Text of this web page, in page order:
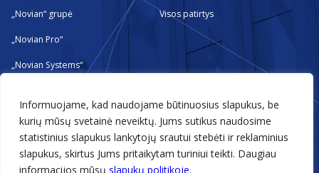
Informuojame, kad naudojame būtinuosius slapukus, be
kurių mūsų svetainė neveiktų. Jums sutikus naudosime
statistinius slapukus lankytojų srautui stebėti ir reklaminius
slapukus, skirtus Jums pritaikytam turiniui teikti. Daugiau
informacijos mūsų slapukų politikoje.
„Novian“ grupė
„Novian Pro“
„Novian Systems“
„Zissor“
Renginiai
Visos patirtys